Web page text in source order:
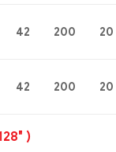
42 200 20
42 200 20
)